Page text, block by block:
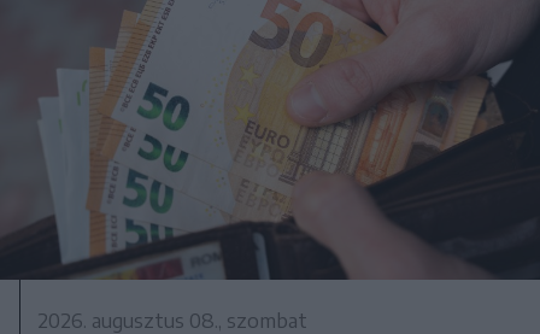
2026. augusztus 08., szombat